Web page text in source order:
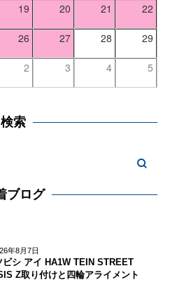
19 20 21 22
26 27 28 29
2 3 4 5
検索
ブログ
年8月7日
ビシ アイ HA1W TEIN STREET
Z取り付けと四輪アライメント